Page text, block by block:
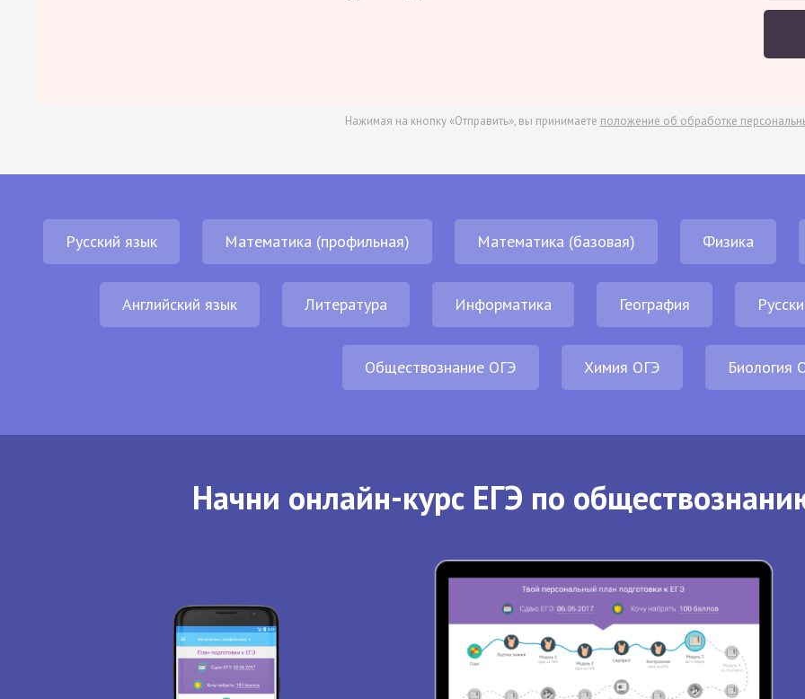
Нажимая на кнопку «Отправить», вы принимаете положение об обработке
Русский язык Математика (профильная) Математика (базовая) Физика
Английский язык Литература Информатика География
Обществознание ОГЭ Химия ОГЭ Биология
Начни онлайн-курс ЕГЭ по